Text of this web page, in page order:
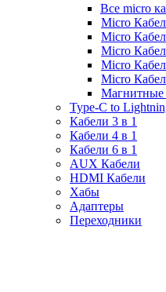
Все micro
Micro
Micro
Micro
Micro
Micro
Магнитные
Type-C to
Кабели 3 в 1
Кабели 4 в 1
Кабели 6 в 1
AUX Кабели
HDMI Кабели
Хабы
Адаптеры
Переходники